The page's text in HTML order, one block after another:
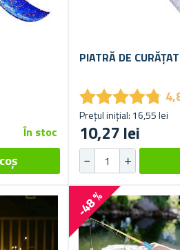
În stoc
PIATRĂ DE
★★★★★
★★★★★
Prețul inițial: 16,55 lei
10,27 lei
-48 %